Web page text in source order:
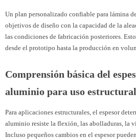
Un plan personalizado confiable para lámina
objetivos de diseño con la capacidad de la
las condiciones de fabricación posteriores.
desde el prototipo hasta la producción en
Comprensión básica del
aluminio para uso estructural
Para aplicaciones estructurales, el espesor
aluminio resiste la flexión, las abolladuras, la
Incluso pequeños cambios en el espesor